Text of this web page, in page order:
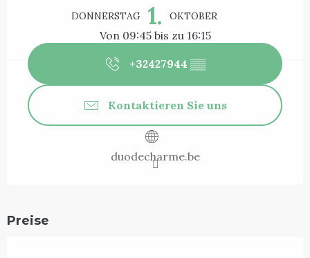
DONNERSTAG 1. OKTOBER
Von 09:45 bis zu 16:15
+32427944 ▒▒
Kontaktieren Sie uns
duodecharme.be
Preise